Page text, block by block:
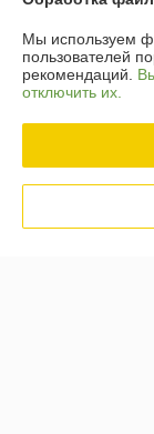
Полная версия
Политика
Сайт создан на
Мы используем
пользователей
рекомендаций.
отключить их.